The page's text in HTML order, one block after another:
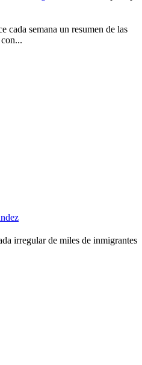
cada semana un resumen de las
irregular de miles de inmigrantes